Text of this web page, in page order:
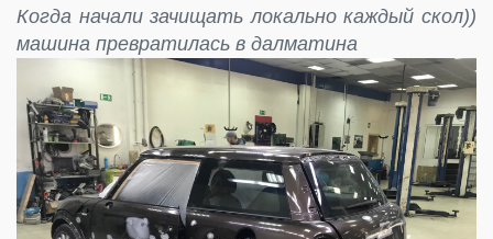
Когда начали зачищать локально каждый скол))
машина превратилась в далматина